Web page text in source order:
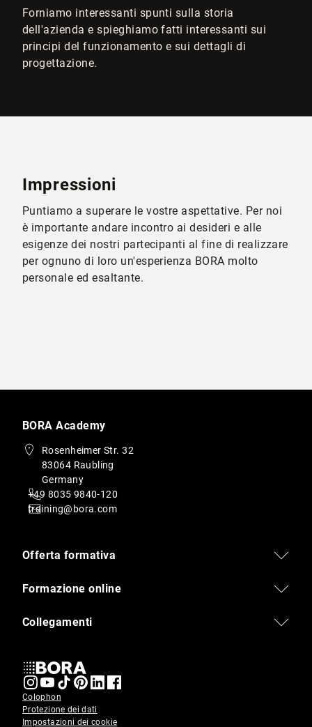
Forniamo interessanti spunti sulla storia
dell'azienda e spieghiamo fatti interessanti sui
principi del funzionamento e sui dettagli di
progettazione.
Impressioni
Puntiamo a superare le vostre aspettative. Per noi
è importante andare incontro ai desideri e alle
esigenze dei nostri partecipanti al fine di realizzare
per ognuno di loro un'esperienza BORA molto
personale ed esaltante.
BORA Academy
Rosenheimer Str. 32
83064 Raubling
Germany
+49 8035 9840-120
training@bora.com
Offerta formativa
Formazione online
Collegamenti
Colophon
Protezione dei dati
Impostazioni dei cookie